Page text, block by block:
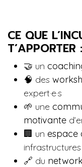
CE QUE
T’APPORTER :
🤝 un
🧠 des
expert·e·s
🌱 une
motivante
🏢 un espace
infrastructures
🔗 du